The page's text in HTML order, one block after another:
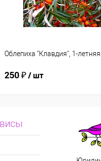
Облепиха "Клавдия", 1-летняя
250 ₽/ шт